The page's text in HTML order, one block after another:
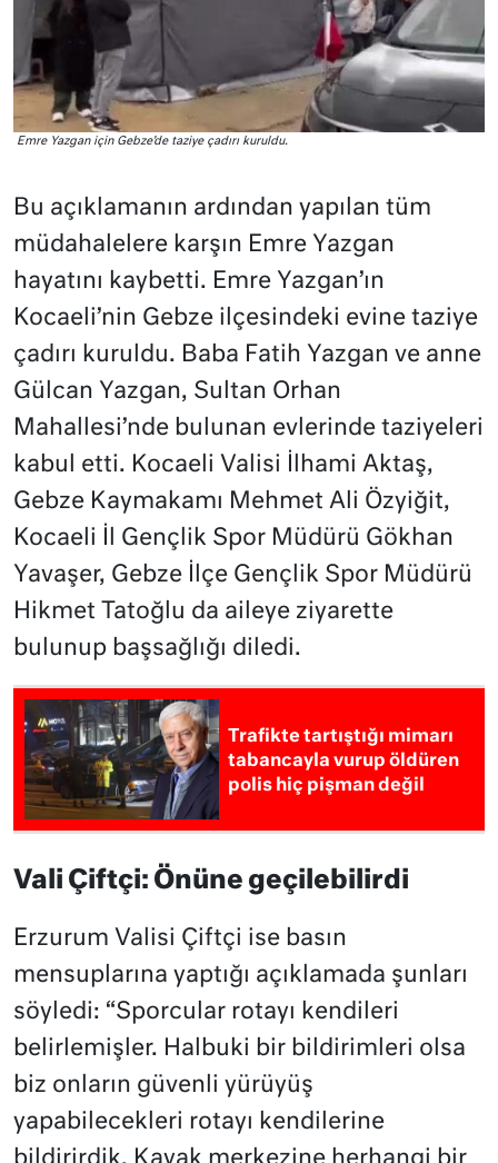
Emre Yazgan için Gebze’de taziye çadırı kuruldu.
Bu açıklamanın ardından yapılan tüm
müdahalelere karşın Emre Yazgan
hayatını kaybetti. Emre Yazgan’ın
Kocaeli’nin Gebze ilçesindeki evine taziye
çadırı kuruldu. Baba Fatih Yazgan ve anne
Gülcan Yazgan, Sultan Orhan
Mahallesi’nde bulunan evlerinde taziyeleri
kabul etti. Kocaeli Valisi İlhami Aktaş,
Gebze Kaymakamı Mehmet Ali Özyiğit,
Kocaeli İl Gençlik Spor Müdürü Gökhan
Yavaşer, Gebze İlçe Gençlik Spor Müdürü
Hikmet Tatoğlu da aileye ziyarette
bulunup başsağlığı diledi.
Trafikte tartıştığı mimarı
tabancayla vurup öldüren
polis hiç pişman değil
Vali Çiftçi: Önüne geçilebilirdi
Erzurum Valisi Çiftçi ise basın
mensuplarına yaptığı açıklamada şunları
söyledi: “Sporcular rotayı kendileri
belirlemişler. Halbuki bir bildirimleri olsa
biz onların güvenli yürüyüş
yapabilecekleri rotayı kendilerine